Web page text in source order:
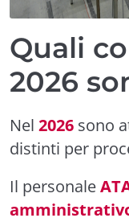
Quali
2026
Nel 2026 sono
distinti per
Il personale